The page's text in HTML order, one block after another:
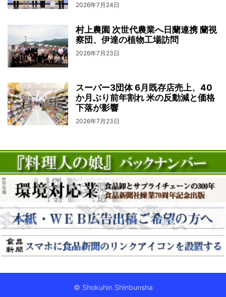
2026年7月24日
村上農園 次世代農業へ日蘭連携 蘭視
察団、伊達の植物工場訪問
2026年7月23日
スーパー3団体 6月既存店売上、40
か月ぶり前年割れ 米の反動減と価格
下落が影響
2026年7月23日
© Shokuhin Shinbunsha